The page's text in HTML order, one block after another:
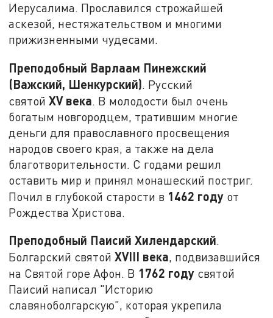
Иерусалима. Прославился строжайшей
аскезой, нестяжательством и многими
прижизненными чудесами.
Преподобный Варлаам Пинежский
(Важский, Шенкурский). Русский
святойXVвека. В молодости был очень
богатым новгородцем, тратившим многие
деньги для православного просвещения
народов своего края, а также на дела
благотворительности. С годами решил
оставить мир и принял монашеский постриг.
Почил в глубокой старости в 1462 году от
Рождества Христова.
Преподобный Паисий Хилендарский.
Болгарский святойXVIII века, подвизавшийся
на Святой горе Афон. В 1762 году святой
Паисий написал "Историю
славяноболгарскую", которая укрепила